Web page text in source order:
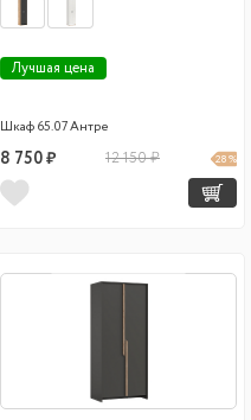
Лучшая цена
Шкаф 65.07 Антре
8 750 ₽ 12 150 ₽ 28 %